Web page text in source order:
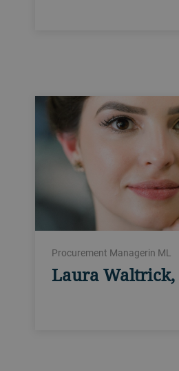
Procurement Managerin ML
Laura Waltrick,